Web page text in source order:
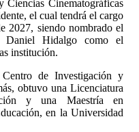
Cinematográficas
el cual tendrá el cargo
2027, siendo nombrado el
Daniel Hidalgo como el
institución.
de Investigación y
obtuvo una Licenciatura
y una Maestría en
en la Universidad